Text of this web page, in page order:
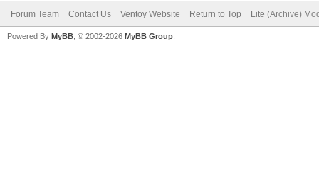
Forum Team Contact Us Ventoy Website Return to Top Lite (Archive)
Powered By MyBB , © 2002-2026 MyBB Group